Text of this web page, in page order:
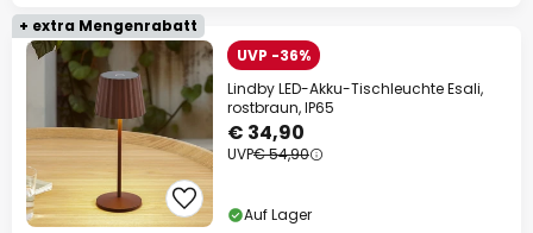
+ extra Mengenrabatt
UVP -36%
Lindby LED-Akku-Tischleuchte Esali,
rostbraun, IP65
€ 34,90
UVP€ 54,90
Auf Lager